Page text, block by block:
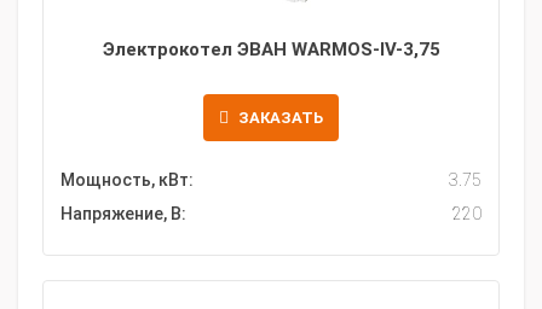
Электрокотел ЭВАН WARMOS-IV-3,75
ЗАКАЗАТЬ
Мощность, кВт:
3.75
Напряжение, В:
220